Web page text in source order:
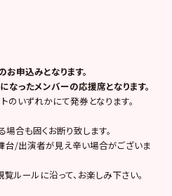
申込みとなります。
ったメンバーの応援席となります。
のいずれかにて発券となります。
合も固くお断り致します。
台/出演者が見え辛い場合がございま
ルールに沿って、お楽しみ下さい。